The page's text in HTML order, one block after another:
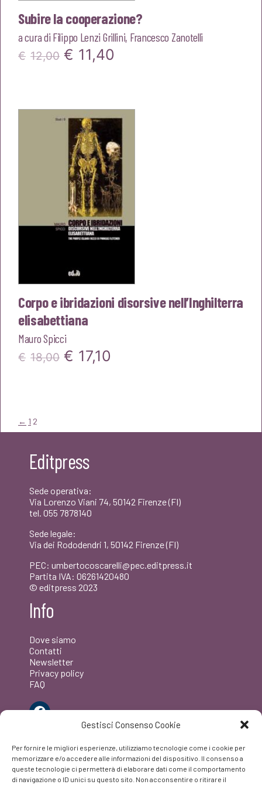
Gestisci Consenso Cookie
Per fornire le migliori esperienze, utilizziamo tecnologie come i cookie per
memorizzare e/o accedere alle informazioni del dispositivo. Il consenso a
queste tecnologie ci permetterà di elaborare dati come il comportamento
di navigazione o ID unici su questo sito. Non acconsentire o ritirare il
Subire la cooperazione?
a cura di Filippo Lenzi Grillini, Francesco Zanotelli
€ 12,00 Il
era:
€12,00.
€ 11,40
è:
€11,40.
Corpo e ibridazioni disorsive nell’Inghilterra
elisabettiana
Mauro Spicci
€ 18,00 Il
€ 17,10
← 1 2
Editpress
Sede operativa:
Via Lorenzo Viani 74, 50142 Firenze (FI)
tel. 055 7878140
Sede legale:
Via dei Rododendri 1, 50142 Firenze (FI)
PEC: umbertocoscarelli@pec.editpress.it
Partita IVA: 06261420480
© editpress 2023
Info
Dove siamo
Contatti
Newsletter
Privacy policy
FAQ